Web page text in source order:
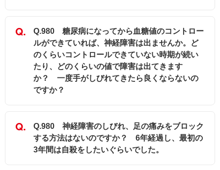
Q.980 糖尿病になってから血糖値のコントロー
ルができていれば、神経障害は出ませんか。ど
のくらいコントロールできていない時期が続い
たり、どのくらいの値で障害は出てきます
か？ 一度手がしびれてきたら良くならないの
ですか？
Q.980 神経障害のしびれ、足の痛みをブロック
する方法はないのですか？ 6年経過し、最初の
3年間は自殺をしたいぐらいでした。